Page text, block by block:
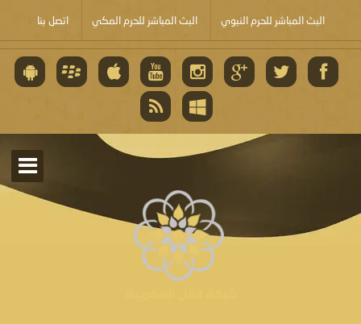
البث المباشر للحرم النبوي البث المباشر للحرم المكي اتصل بنا